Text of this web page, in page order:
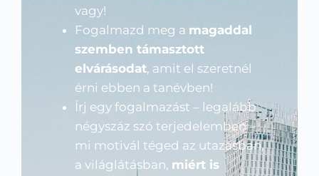
vagy!
Fogalmazd meg a magaddal
szemben támasztott
elvárásodat, amit el szeretnél
érni ebben a tanévben!
Írj egy fogalmazást – legalább
négyszáz szó terjedelemben –
mi motivál téged az utazásban,
a világlátásban, miért is